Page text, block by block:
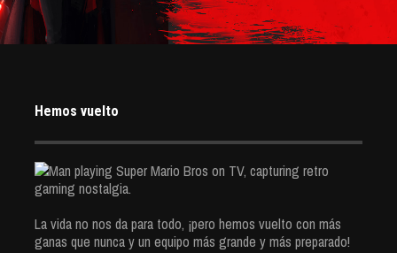
Hemos vuelto
La vida no nos da para todo, ¡pero hemos vuelto con más
ganas que nunca y un equipo más grande y más preparado!